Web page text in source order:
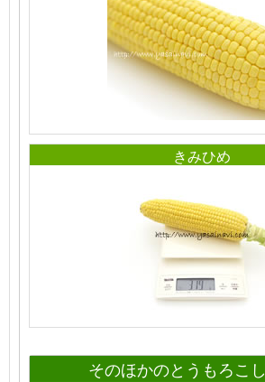
きみひめ
そのほかのとうもろこ